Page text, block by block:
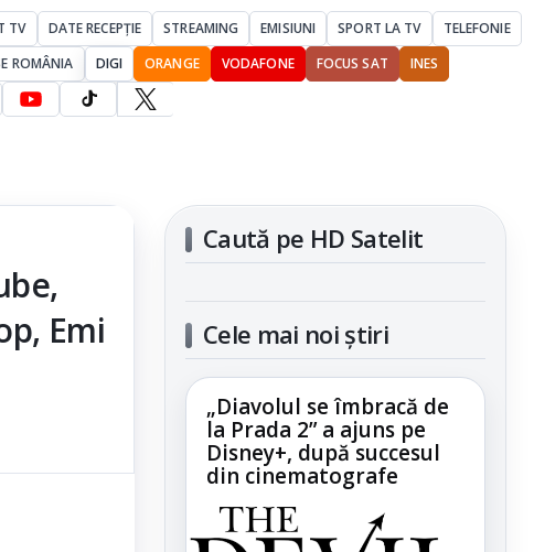
TV DATE RECEPȚIE STREAMING EMISIUNI SPORT LA TV
TELEFONIE
ROMÂNIA DIGI ORANGE VODAFONE FOCUS SAT
INES
Emi
Caută pe HD Satelit
Cele mai noi știri
„Diavolul se îmbracă de
la Prada 2” a ajuns pe
Disney+, după succesul
din cinematografe